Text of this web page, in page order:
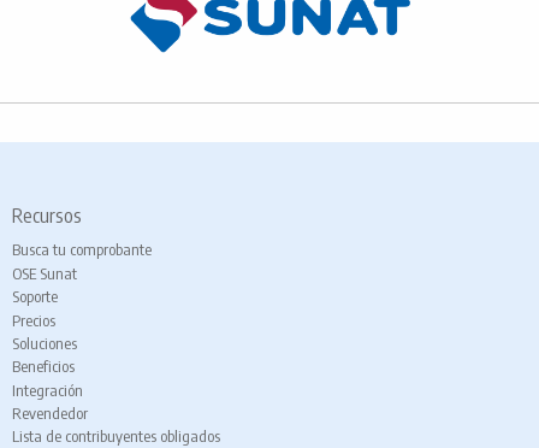
Recursos
Busca tu comprobante
OSE Sunat
Soporte
Precios
Soluciones
Beneficios
Integración
Revendedor
Lista de contribuyentes obligados